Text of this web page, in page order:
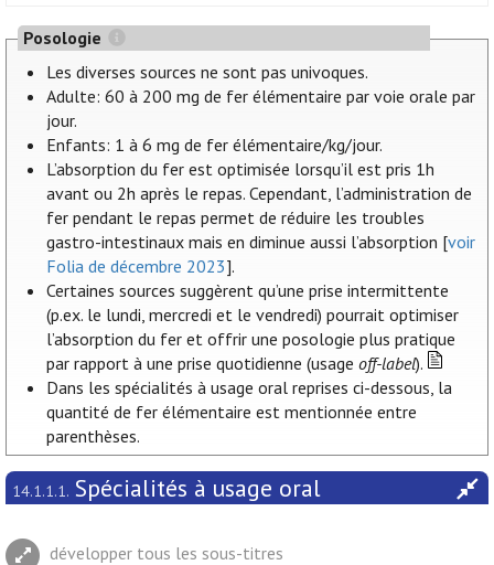
Posologie
Les diverses sources ne sont pas univoques.
Adulte: 60 à 200 mg de fer élémentaire par voie orale par
jour.
Enfants: 1 à 6 mg de fer élémentaire/kg/jour.
L’absorption du fer est optimisée lorsqu’il est pris 1h
avant ou 2h après le repas. Cependant, l’administration de
fer pendant le repas permet de réduire les troubles
gastro-intestinaux mais en diminue aussi l’absorption [voir
Folia de décembre 2023].
Certaines sources suggèrent qu’une prise intermittente
(p.ex. le lundi, mercredi et le vendredi) pourrait optimiser
l’absorption du fer et offrir une posologie plus pratique
par rapport à une prise quotidienne (usageoff-label).
Dans les spécialités à usage oral reprises ci-dessous, la
quantité de fer élémentaire est mentionnée entre
parenthèses.
14.1.1.1. Spécialités à usage oral
développer tous les sous-titres